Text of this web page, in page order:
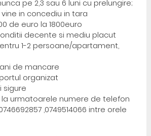
pe 2,3 sau 6 luni cu prelungire;
in concediu in tara
de euro la 1800euro
decente si mediu placut
1-2 persoane/apartament,
de mancare
organizat
sigure
urmatoarele numere de telefon
,0749514066 intre orele